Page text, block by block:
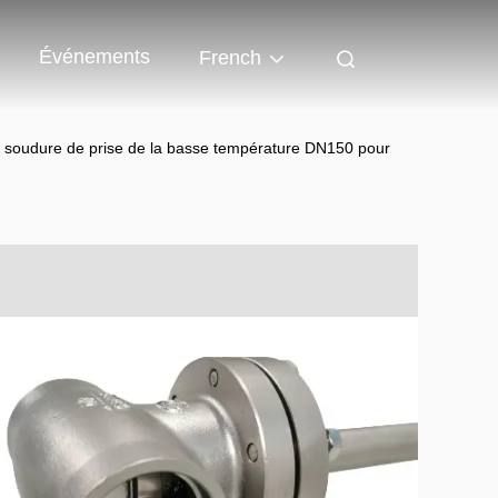
Événements French
de prise de la basse température DN150 pour